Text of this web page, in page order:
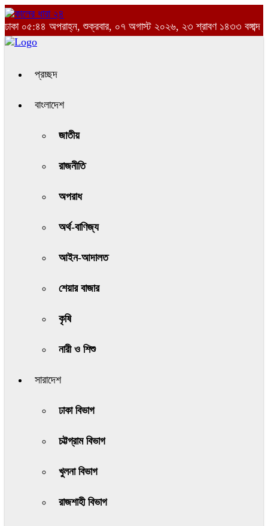
ঢাকা ০৫:৪৪ অপরাহ্ন, শুক্রবার, ০৭ অগাস্ট ২০২৬, ২৩ শ্রাবণ ১৪৩৩ বঙ্গাব্দ
প্রচ্ছদ
বাংলাদেশ
জাতীয়
রাজনীতি
অপরাধ
অর্থ-বাণিজ্য
আইন-আদালত
শেয়ার বাজার
কৃষি
নারী ও শিশু
সারাদেশ
ঢাকা বিভাগ
চট্টগ্রাম বিভাগ
খুলনা বিভাগ
রাজশাহী বিভাগ